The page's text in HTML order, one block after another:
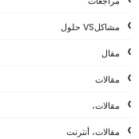
مشاكلVS حلول
مقال
مقالات
مقالات،
مقالات، أنترنت